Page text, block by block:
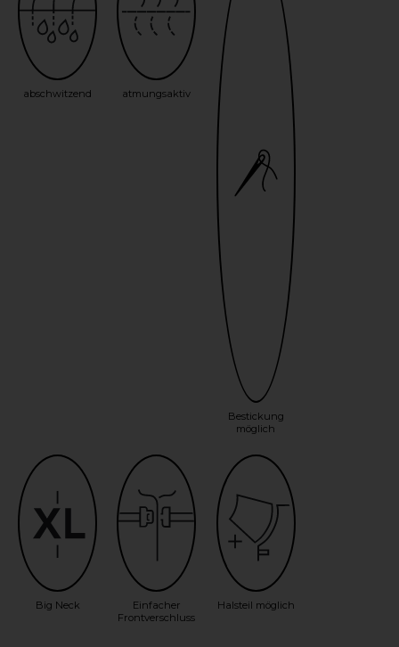
abschwitzend atmungsaktiv
Bestickung
möglich
Big Neck
Einfacher
Frontverschluss
Halsteil möglich